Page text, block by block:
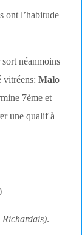
ont l’habitude
néanmoins
vitréens:Malo
7ème et
une qualif à
.